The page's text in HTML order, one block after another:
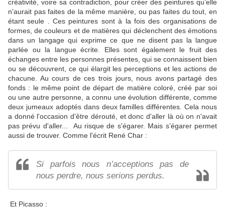
créativité, voire sa contradiction, pour créer des peintures qu’elle
n’aurait pas faites de la même manière, ou pas faites du tout, en
étant seule . Ces peintures sont à la fois des organisations de
formes, de couleurs et de matières qui déclenchent des émotions
dans un langage qui exprime ce que ne disent pas la langue
parlée ou la langue écrite. Elles sont également le fruit des
échanges entre les personnes présentes, qui se connaissent bien
ou se découvrent, ce qui élargit les perceptions et les actions de
chacune. Au cours de ces trois jours, nous avons partagé des
fonds : le même point de départ de matière coloré, créé par soi
ou une autre personne, a connu une évolution différente, comme
deux jumeaux adoptés dans deux familles différentes. Cela nous
a donné l'occasion d'être dérouté, et donc d'aller là où on n'avait
pas prévu d'aller... Au risque de s'égarer. Mais s’égarer permet
aussi de trouver. Comme l'écrit René Char :
Si parfois nous n’acceptions pas de
nous perdre, nous serions perdus.
Et Picasso :